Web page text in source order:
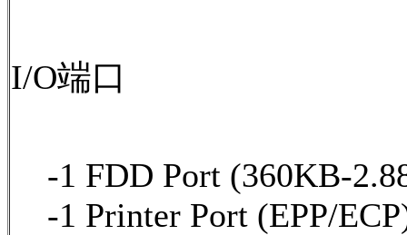
I/O端口
-1 FDD Port (360KB-
-1 Printer Port (EPP/